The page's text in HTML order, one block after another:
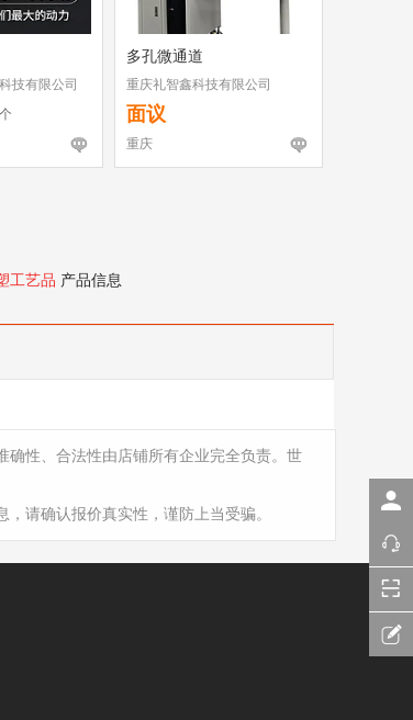
技有限公司
多孔微通道
重庆礼智鑫科技有限公司
面议
重庆
工艺品 产品信息
确性、合法性由店铺所有企业完全负责。世
请确认报价真实性，谨防上当受骗。